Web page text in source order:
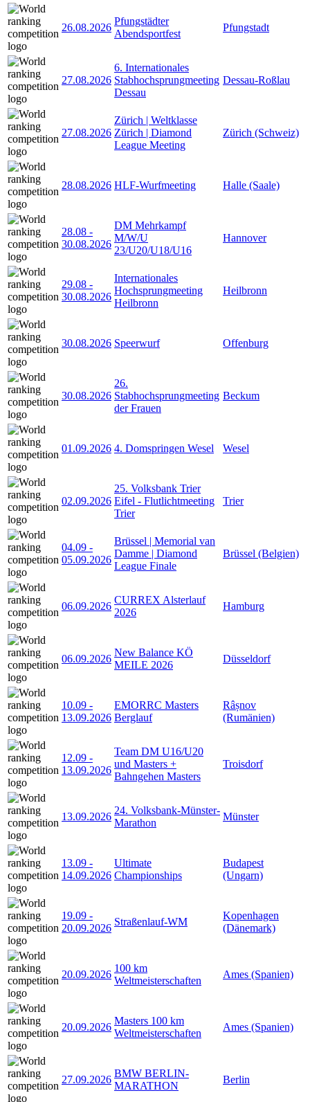
26.08.2026
Pfungstädter
Abendsportfest
Pfungstadt
27.08.2026
6. Internationales
Stabhochsprungmeeting
Dessau
Dessau-Roßlau
27.08.2026
Zürich | Weltklasse
Zürich | Diamond
League Meeting
Zürich (Schweiz)
28.08.2026 HLF-Wurfmeeting Halle (Saale)
28.08 -
30.08.2026
DM Mehrkampf
M/W/U
23/U20/U18/U16
Hannover
29.08 -
30.08.2026
Internationales
Hochsprungmeeting
Heilbronn
Heilbronn
30.08.2026 Speerwurf Offenburg
30.08.2026
26.
Stabhochsprungmeeting
der Frauen
Beckum
01.09.2026 4. Domspringen Wesel Wesel
02.09.2026
25. Volksbank Trier
Eifel - Flutlichtmeeting
Trier
Trier
04.09 -
05.09.2026
Brüssel | Memorial van
Damme | Diamond
League Finale
Brüssel (Belgien)
06.09.2026
CURREX Alsterlauf
2026
Hamburg
06.09.2026
New Balance KÖ
MEILE 2026
Düsseldorf
10.09 -
13.09.2026
EMORRC Masters
Berglauf
Râșnov
(Rumänien)
12.09 -
13.09.2026
Team DM U16/U20
und Masters +
Bahngehen Masters
Troisdorf
13.09.2026
24. Volksbank-Münster-
Marathon
Münster
13.09 -
14.09.2026
Ultimate
Championships
Budapest
(Ungarn)
19.09 -
20.09.2026
Straßenlauf-WM
Kopenhagen
(Dänemark)
20.09.2026
100 km
Weltmeisterschaften
Ames (Spanien)
20.09.2026
Masters 100 km
Weltmeisterschaften
Ames (Spanien)
27.09.2026
BMW BERLIN-
MARATHON
Berlin